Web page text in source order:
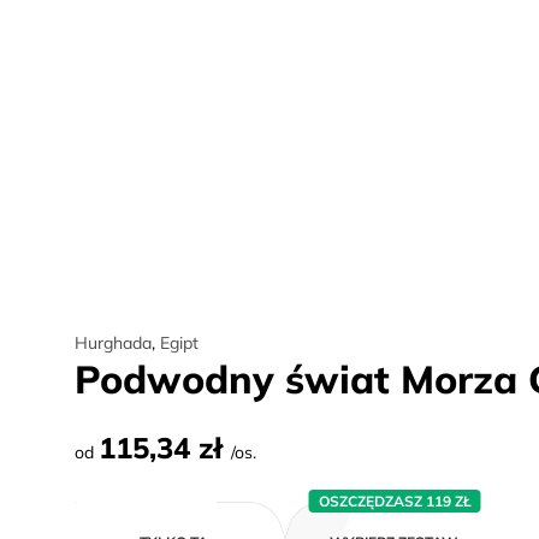
Hurghada, Egipt
Podwodny świat Morza
od 115,34 zł /os.
OSZCZĘDZASZ 119 ZŁ